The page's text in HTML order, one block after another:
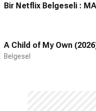
Bir Netflix Belgeseli :
A Child of My Own
Belgesel